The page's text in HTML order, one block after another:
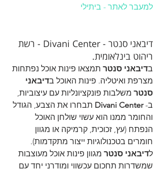
למעבר לאתר - ביתילי
דיבאני סנטר - Divani Center - רשת
ריהוט בינלאומית.
בדיבאני סנטר תמצאו פינות אוכל נפתחות
מצרפת ואיטליה. פינות האוכל בדיבאני
סנטר משלבות פונקציונליות עם עיצוביות,
ב- Divani Center תבחרו את הצבע, הגודל
והחומר ממנו הוא עשוי שולחן האוכל
הנפתח (עץ, זכוכית, קרמיקה או מגוון
חומרים בטכנולוגיות ייצור מתקדמות).
לדיבאני סנטר מגוון פינות אוכל מעוצבות
שמשדרות תחכום עכשווי ומודרני יחד עם